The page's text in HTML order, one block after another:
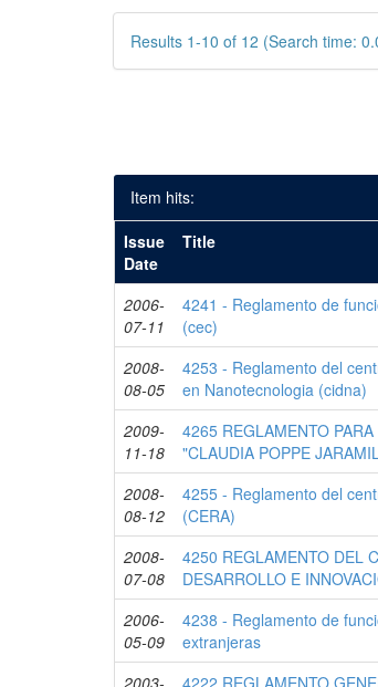
Results 1-10 of 12 (Search time:
Item hits:
Issue
Date
Title
2006-
07-11
4241 - Reglamento de
(cec)
2008-
08-05
4253 - Reglamento del
en Nanotecnologia (cidna)
2009-
11-18
4265 REGLAMENTO
"CLAUDIA POPPE
2008-
08-12
4255 - Reglamento del
(CERA)
2008-
07-08
4250 REGLAMENTO DEL
DESARROLLO E
2006-
05-09
4238 - Reglamento de
extranjeras
2003-
4222 REGLAMENTO